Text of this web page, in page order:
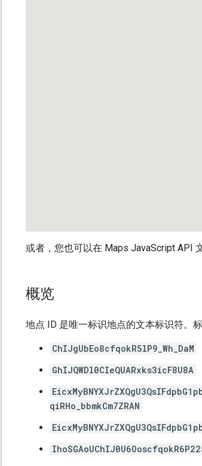
或者，您也可以在 Maps JavaScript API
概览
地点 ID 是唯一标识地点的文本标识符。
ChIJgUbEo8cfqokR5lP9_Wh_DaM
GhIJQWDl0CIeQUARxks3icF8U8A
qiRHo_bbmkCm7ZRAN